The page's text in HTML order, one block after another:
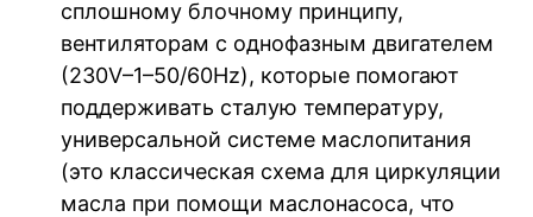
сплошному блочному принципу,
вентиляторам с однофазным двигателем
(230V–1–50/60Hz), которые помогают
поддерживать сталую температуру,
универсальной системе маслопитания
(это классическая схема для циркуляции
масла при помощи маслонасоса, что